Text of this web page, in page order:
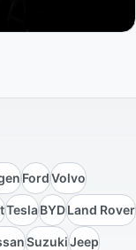
FordVolvo
TeslaBYDLand Rover
SuzukiJeep